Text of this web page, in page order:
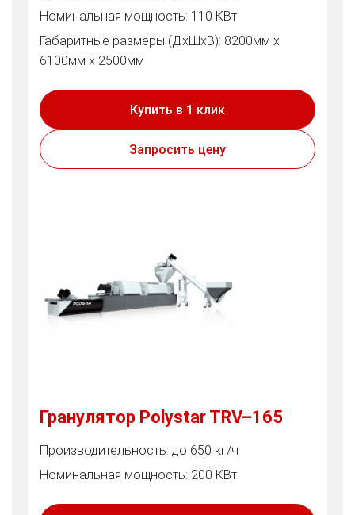
Номинальная мощность: 110 КВт
Габаритные размеры (ДхШхВ): 8200мм х
6100мм х 2500мм
Купить в 1 клик
Запросить цену
Гранулятор Polystar TRV–165
Производительность: до 650 кг/ч
Номинальная мощность: 200 КВт